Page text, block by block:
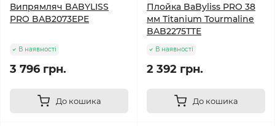
Випрямляч BABYLISS
PRO BAB2073EPE
В наявності
3 796 грн.
До кошика
Плойка BaByliss PRO 38
мм Titanium Tourmaline
BAB2275TTE
В наявності
2 392 грн.
До кошика